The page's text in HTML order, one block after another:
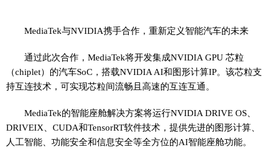
MediaTek与NVIDIA携手合作，重新定义智能汽车的未来
通过此次合作，MediaTek将开发集成NVIDIA GPU 芯粒
（chiplet）的汽车SoC，搭载NVIDIA AI和图形计算IP。该芯粒支
持互连技术，可实现芯粒间流畅且高速的互连互通。
MediaTek的智能座舱解决方案将运行NVIDIA DRIVE OS、
DRIVEIX、CUDA和TensorRT软件技术，提供先进的图形计算、
人工智能、功能安全和信息安全等全方位的AI智能座舱功能。